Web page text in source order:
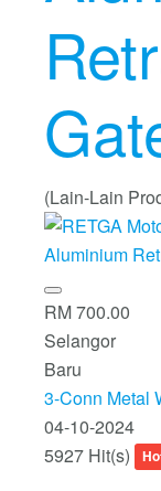
(Lain-Lain
RM 700.00
Selangor
Baru
3-Conn Metal
04-10-2024
5927 Hit(s)